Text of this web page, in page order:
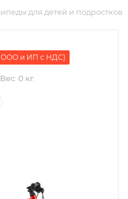
для детей и подростков
ООО и ИП с НДС)
Вес: 0 кг.